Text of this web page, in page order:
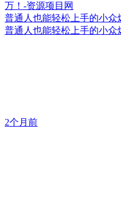
普通人也能轻松上手的小众
普通人也能轻松上手的小众
2个月前